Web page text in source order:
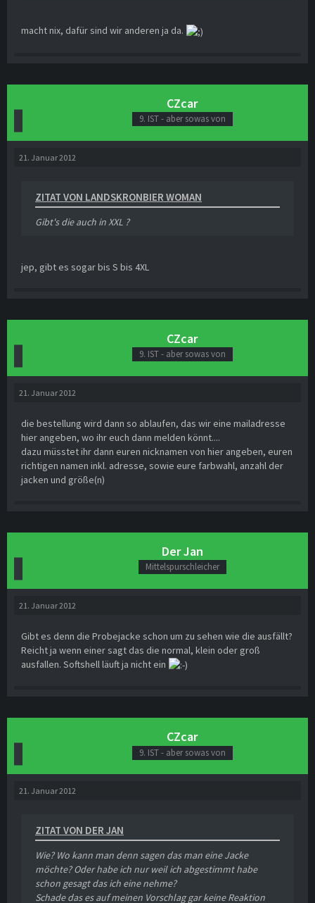
macht nix, dafür sind wir anderen ja da.
CZcar
9. IST - aber sowas von
21. Januar 2012
ZITAT VON LANDSKRONBIER WOMAN
Gibt's die auch in XXL ?
jep, gibt es sogar bis S bis 4XL
CZcar
9. IST - aber sowas von
21. Januar 2012
die bestellung wird dann so ablaufen, das wir eine mailadresse
hier angeben, wo ihr euch dann melden könnt....
dazu müsstet ihr dann euren nicknamen von hier angeben, euren
richtigen namen inkl. adresse, sowie eure farbwahl, anzahl der
jacken und größe(n)
Der Jan
Mittelspurschleicher
21. Januar 2012
Gibt es denn die Probejacke schon um zu sehen wie die ausfällt?
Reicht ja wenn einer sagt das die normal, klein oder groß
ausfallen. Softshell läuft ja nicht ein
CZcar
9. IST - aber sowas von
21. Januar 2012
ZITAT VON DER JAN
Wie? Wo kann man denn sagen das man eine Jacke
möchte? Oder habe ich nur weil ich abgestimmt habe
schon gesagt das ich eine nehme?
Schade das es auf meinen Vorschlag gar keine Reaktion